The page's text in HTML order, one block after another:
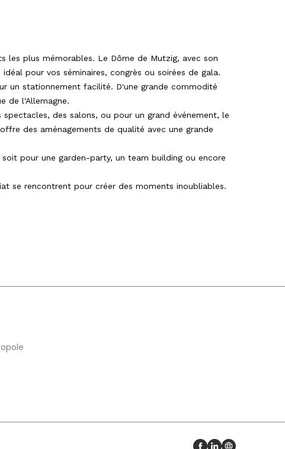
les plus mémorables. Le Dôme de Mutzig, avec son
pour vos séminaires, congrès ou soirées de gala.
un stationnement facilité. D'une grande commodité
de l'Allemagne.
des salons, ou pour un grand événement, le
des aménagements de qualité avec une grande
pour une garden-party, un team building ou encore
se rencontrent pour créer des moments inoubliables.
Profil Facebook
Profil LinkedIn
Site web